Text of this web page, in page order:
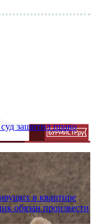
защитил право
в квартире
обязан произвести